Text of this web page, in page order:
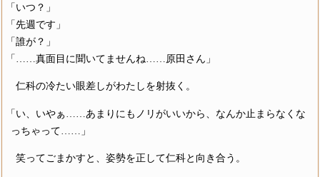
「いつ？」
「先週です」
「誰が？」
「……真面目に聞いてませんね……原田さん」
仁科の冷たい眼差しがわたしを射抜く。
「い、いやぁ……あまりにもノリがいいから、なんか止まらなくな
っちゃって……」
笑ってごまかすと、姿勢を正して仁科と向き合う。